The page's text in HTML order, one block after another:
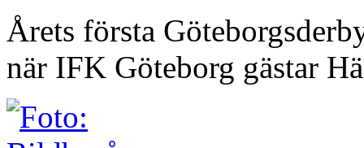
Årets första
när IFK Göteborg gästar